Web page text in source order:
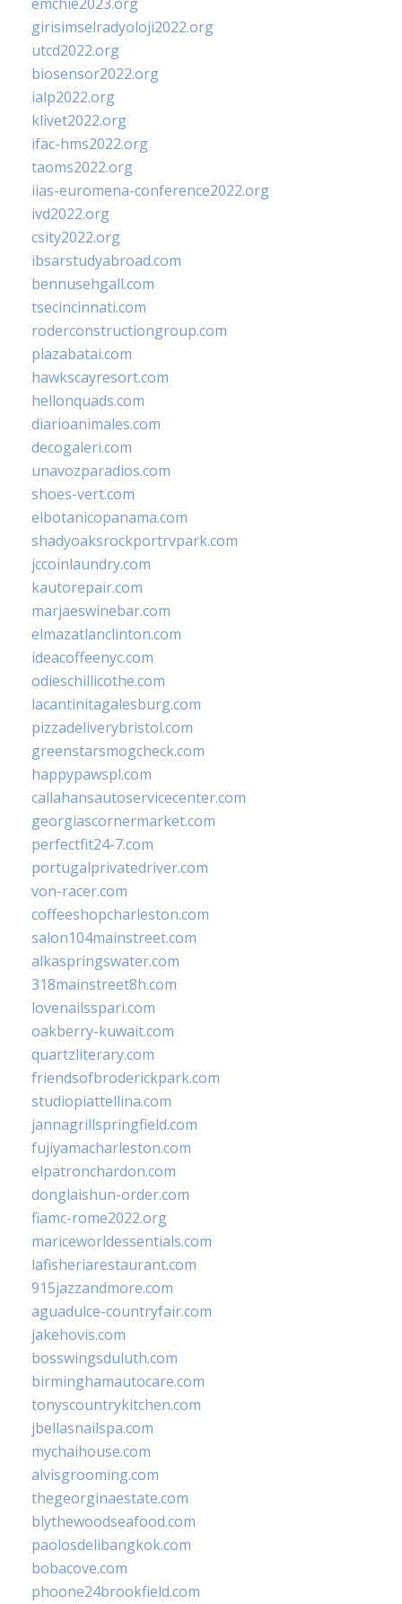
girisimselradyoloji2022.org
utcd2022.org
biosensor2022.org
ialp2022.org
klivet2022.org
ifac-hms2022.org
taoms2022.org
iias-euromena-conference2022.org
ivd2022.org
csity2022.org
ibsarstudyabroad.com
bennusehgall.com
tsecincinnati.com
roderconstructiongroup.com
plazabatai.com
hawkscayresort.com
hellonquads.com
diarioanimales.com
decogaleri.com
unavozparadios.com
shoes-vert.com
elbotanicopanama.com
shadyoaksrockportrvpark.com
jccoinlaundry.com
kautorepair.com
marjaeswinebar.com
elmazatlanclinton.com
ideacoffeenyc.com
odieschillicothe.com
lacantinitagalesburg.com
pizzadeliverybristol.com
greenstarsmogcheck.com
happypawspl.com
callahansautoservicecenter.com
georgiascornermarket.com
perfectfit24-7.com
portugalprivatedriver.com
von-racer.com
coffeeshopcharleston.com
salon104mainstreet.com
alkaspringswater.com
318mainstreet8h.com
lovenailsspari.com
oakberry-kuwait.com
quartzliterary.com
friendsofbroderickpark.com
studiopiattellina.com
jannagrillspringfield.com
fujiyamacharleston.com
elpatronchardon.com
donglaishun-order.com
fiamc-rome2022.org
mariceworldessentials.com
lafisheriarestaurant.com
915jazzandmore.com
aguadulce-countryfair.com
jakehovis.com
bosswingsduluth.com
birminghamautocare.com
tonyscountrykitchen.com
jbellasnailspa.com
mychaihouse.com
alvisgrooming.com
thegeorginaestate.com
blythewoodseafood.com
paolosdelibangkok.com
bobacove.com
phoone24brookfield.com